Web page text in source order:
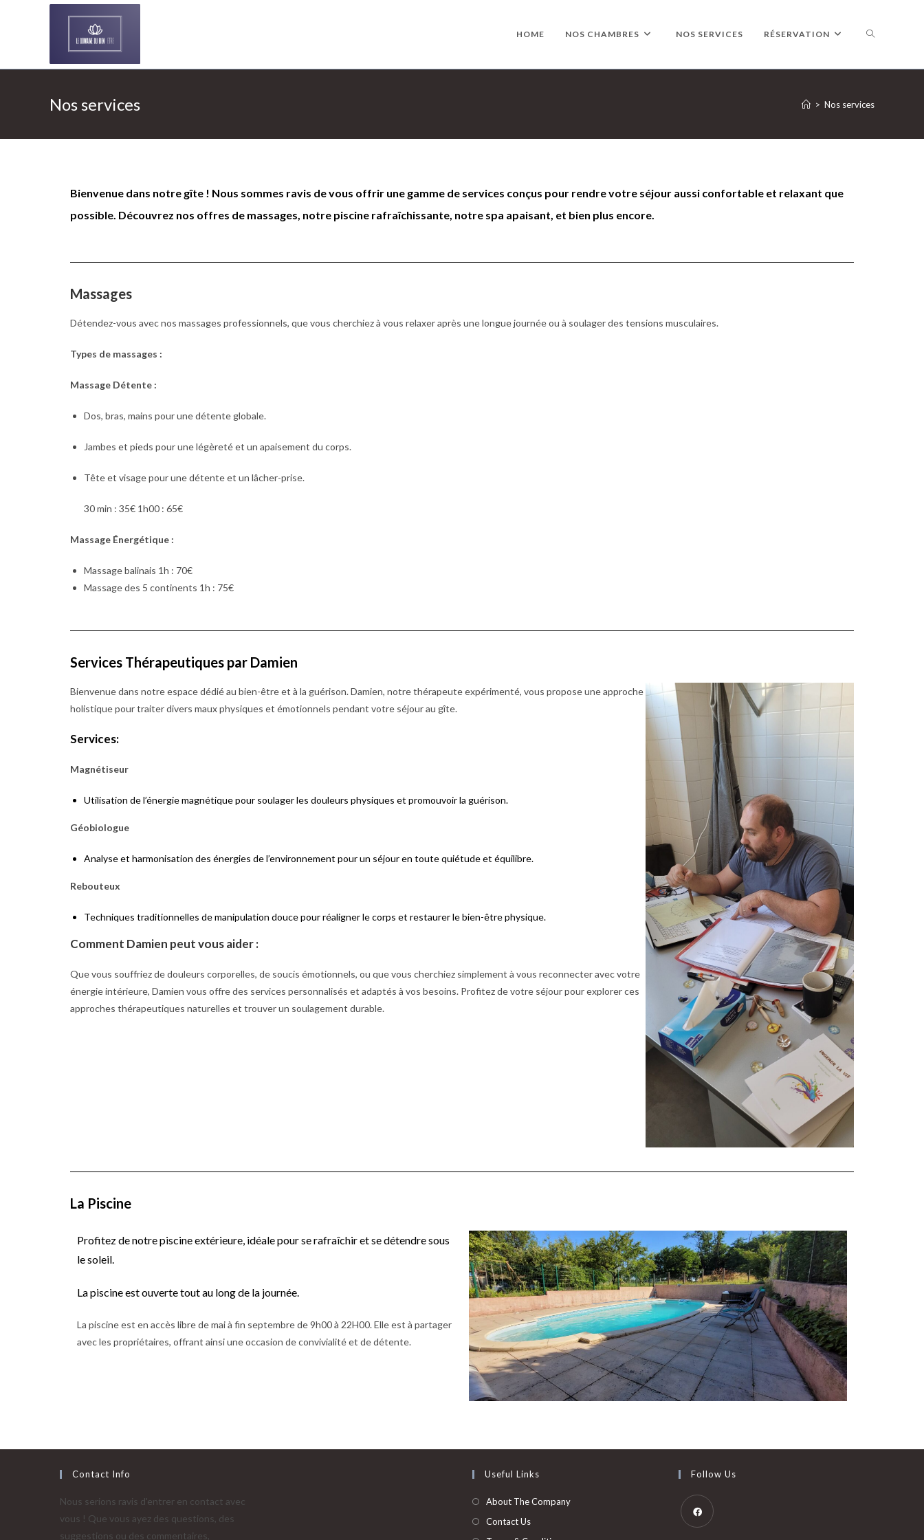
HOME NOS CHAMBRES NOS SERVICES RÉSERVATION
Nos services > Nos services
Bienvenue dans notre gîte ! Nous sommes ravis de vous offrir une gamme de services conçus pour rendre votre séjour aussi confortable et relaxant que
possible. Découvrez nos offres de massages, notre piscine rafraîchissante, notre spa apaisant, et bien plus encore.
Massages
Détendez-vous avec nos massages professionnels, que vous cherchiez à vous relaxer après une longue journée ou à soulager des tensions musculaires.
Types de massages :
Massage Détente :
Dos, bras, mains pour une détente globale.
Jambes et pieds pour une légèreté et un apaisement du corps.
Tête et visage pour une détente et un lâcher-prise.
30 min : 35€ 1h00 : 65€
Massage Énergétique :
Massage balinais 1h : 70€
Massage des 5 continents 1h : 75€
Services Thérapeutiques par Damien
Bienvenue dans notre espace dédié au bien-être et à la guérison. Damien, notre thérapeute expérimenté, vous propose une approche
holistique pour traiter divers maux physiques et émotionnels pendant votre séjour au gîte.
Services:
Magnétiseur
Utilisation de l’énergie magnétique pour soulager les douleurs physiques et promouvoir la guérison.
Géobiologue
Analyse et harmonisation des énergies de l’environnement pour un séjour en toute quiétude et équilibre.
Rebouteux
Techniques traditionnelles de manipulation douce pour réaligner le corps et restaurer le bien-être physique.
Comment Damien peut vous aider :
Que vous souffriez de douleurs corporelles, de soucis émotionnels, ou que vous cherchiez simplement à vous reconnecter avec votre
énergie intérieure, Damien vous offre des services personnalisés et adaptés à vos besoins. Profitez de votre séjour pour explorer ces
approches thérapeutiques naturelles et trouver un soulagement durable.
La Piscine
Profitez de notre piscine extérieure, idéale pour se rafraîchir et se détendre sous
le soleil.
La piscine est ouverte tout au long de la journée.
La piscine est en accès libre de mai à fin septembre de 9h00 à 22H00. Elle est à partager
avec les propriétaires, offrant ainsi une occasion de convivialité et de détente.
Contact Info
Nous serions ravis d'entrer en contact avec
vous ! Que vous ayez des questions, des
suggestions ou des commentaires,
Useful Links
About The Company
Contact Us
Follow Us